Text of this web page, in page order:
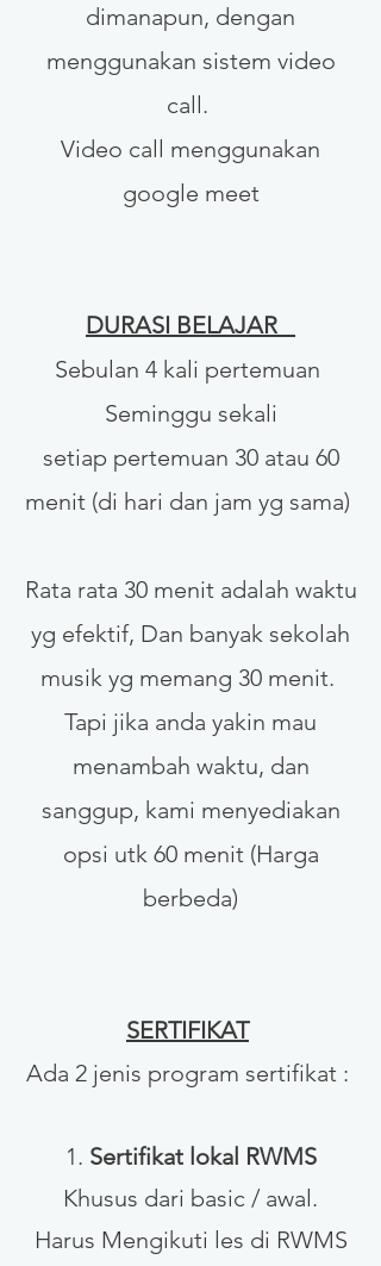
dimanapun, dengan
menggunakan sistem video
call.
Video call menggunakan
google meet
DURASI BELAJAR
Sebulan 4 kali pertemuan
Seminggu sekali
setiap pertemuan 30 atau 60
menit (di hari dan jam yg sama)
Rata rata 30 menit adalah waktu
yg efektif, Dan banyak sekolah
musik yg memang 30 menit.
Tapi jika anda yakin mau
menambah waktu, dan
sanggup, kami menyediakan
opsi utk 60 menit (Harga
berbeda)
SERTIFIKAT
Ada 2 jenis program sertifikat :
1. Sertifikat lokal RWMS
Khusus dari basic / awal.
Harus Mengikuti les di RWMS